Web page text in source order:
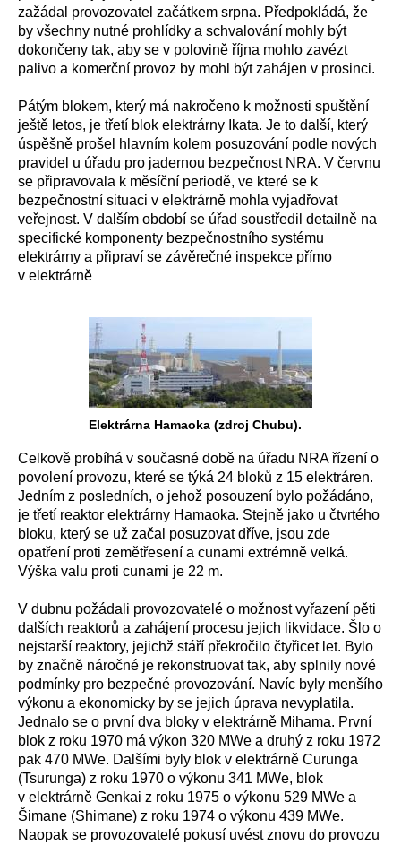
zažádal provozovatel začátkem srpna. Předpokládá, že
by všechny nutné prohlídky a schvalování mohly být
dokončeny tak, aby se v polovině října mohlo zavézt
palivo a komerční provoz by mohl být zahájen v prosinci.
Pátým blokem, který má nakročeno k možnosti spuštění
ještě letos, je třetí blok elektrárny Ikata. Je to další, který
úspěšně prošel hlavním kolem posuzování podle nových
pravidel u úřadu pro jadernou bezpečnost NRA. V červnu
se připravovala k měsíční periodě, ve které se k
bezpečnostní situaci v elektrárně mohla vyjadřovat
veřejnost. V dalším období se úřad soustředil detailně na
specifické komponenty bezpečnostního systému
elektrárny a připraví se závěrečné inspekce přímo
v elektrárně
Elektrárna Hamaoka (zdroj Chubu).
Celkově probíhá v současné době na úřadu NRA řízení o
povolení provozu, které se týká 24 bloků z 15 elektráren.
Jedním z posledních, o jehož posouzení bylo požádáno,
je třetí reaktor elektrárny Hamaoka. Stejně jako u čtvrtého
bloku, který se už začal posuzovat dříve, jsou zde
opatření proti zemětřesení a cunami extrémně velká.
Výška valu proti cunami je 22 m.
V dubnu požádali provozovatelé o možnost vyřazení pěti
dalších reaktorů a zahájení procesu jejich likvidace. Šlo o
nejstarší reaktory, jejichž stáří překročilo čtyřicet let. Bylo
by značně náročné je rekonstruovat tak, aby splnily nové
podmínky pro bezpečné provozování. Navíc byly menšího
výkonu a ekonomicky by se jejich úprava nevyplatila.
Jednalo se o první dva bloky v elektrárně Mihama. První
blok z roku 1970 má výkon 320 MWe a druhý z roku 1972
pak 470 MWe. Dalšími byly blok v elektrárně Curunga
(Tsurunga) z roku 1970 o výkonu 341 MWe, blok
v elektrárně Genkai z roku 1975 o výkonu 529 MWe a
Šimane (Shimane) z roku 1974 o výkonu 439 MWe.
Naopak se provozovatelé pokusí uvést znovu do provozu